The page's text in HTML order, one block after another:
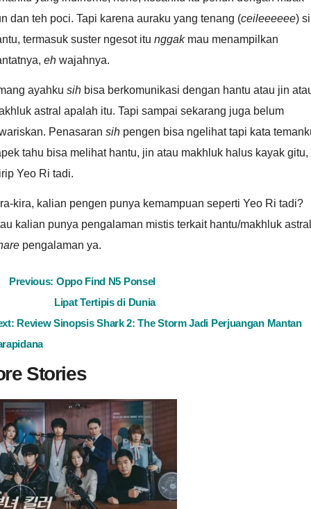
dan teh poci. Tapi karena auraku yang tenang (ceileeeeee) si
termasuk suster ngesot itu nggak mau menampilkan
eh wajahnya.
ayahku sih bisa berkomunikasi dengan hantu atau jin
astral apalah itu. Tapi sampai sekarang juga belum
Penasaran sih pengen bisa ngelihat tapi kata
tahu bisa melihat hantu, jin atau makhluk halus kayak gitu,
Yeo Ri tadi.
kira, kalian pengen punya kemampuan seperti Yeo Ri tadi?
kalian punya pengalaman mistis terkait hantu/makhluk
pengalaman ya.
Previous: Oppo Find N5 Ponsel
Lipat Tertipis di Dunia
Review Sinopsis Shark 2: The Storm Jadi Perjuangan Mantan
Stories